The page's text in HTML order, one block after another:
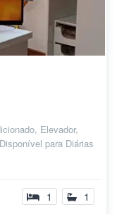
Elevador,
para Diárias
1 1